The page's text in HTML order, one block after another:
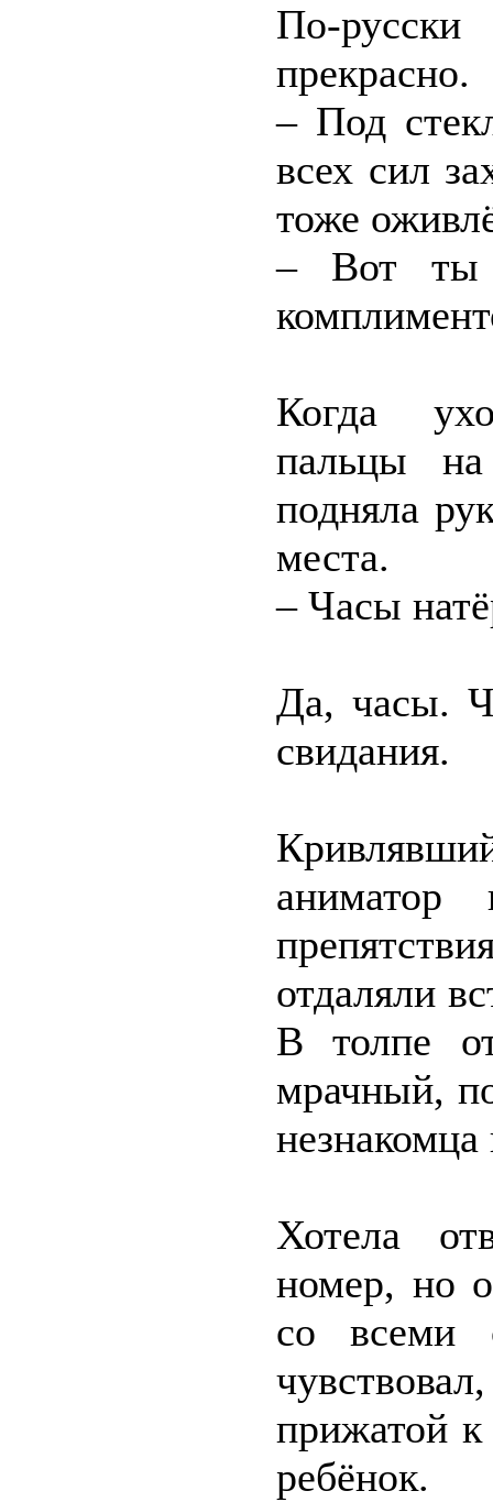
По-
прекрасно.
– Под
всех сил
тоже
– Вот ты
Когда
пальцы
подняла
места.
– Часы
Да, часы.
свидания.
отдаляли
В толпе
мрачный,
незнакомца
Хотела
номер, но
со всеми
прижатой к
ребёнок.